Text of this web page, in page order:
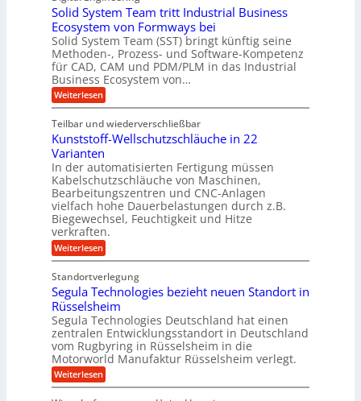
e
n
t
w
i
c
k
e
l
t
l
l
a
g
e
r
z
k
n
a
p
p
ü
b
e
r
V
o
r
j
a
h
r
n
g
a
m
A
r
b
e
i
t
s
m
a
r
k
t
i
k
a
a
s
W
a
c
s
t
m
s
c
h
a
n
c
e
f
ü
d
e
n
M
a
c
h
i
n
Solid System Team tritt Industrial Business
Ecosystem von Formways bei
Solid System Team (SST) bringt künftig seine
Methoden-, Prozess- und Software-Kompetenz
für CAD, CAM und PDM/PLM in das Industrial
Business Ecosystem von…
Weiterlesen:
S
l
i
d
S
y
s
t
e
m
T
e
a
m
t
i
t
t
n
d
u
s
t
Teilbar und wiederverschließbar
Kunststoff-Wellschutzschläuche in 22
Varianten
In der automatisierten Fertigung müssen
Kabelschutzschläuche von Maschinen,
Bearbeitungszentren und CNC-Anlagen
vielfach hohe Dauerbelastungen durch z.B.
Biegewechsel, Feuchtigkeit und Hitze
verkraften.
Weiterlesen:
K
n
s
t
s
t
o
f
f
-
W
Standortverlegung
Segula Technologies bezieht neuen Standort in
Rüsselsheim
Segula Technologies Deutschland hat einen
zentralen Entwicklungsstandort in Deutschland
vom Rugbyring in Rüsselsheim in die
Motorworld Manufaktur Rüsselsheim verlegt.
Weiterlesen:
S